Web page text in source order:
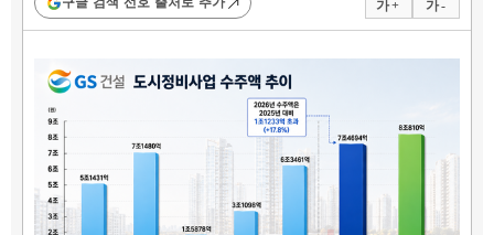
가 + 가 -